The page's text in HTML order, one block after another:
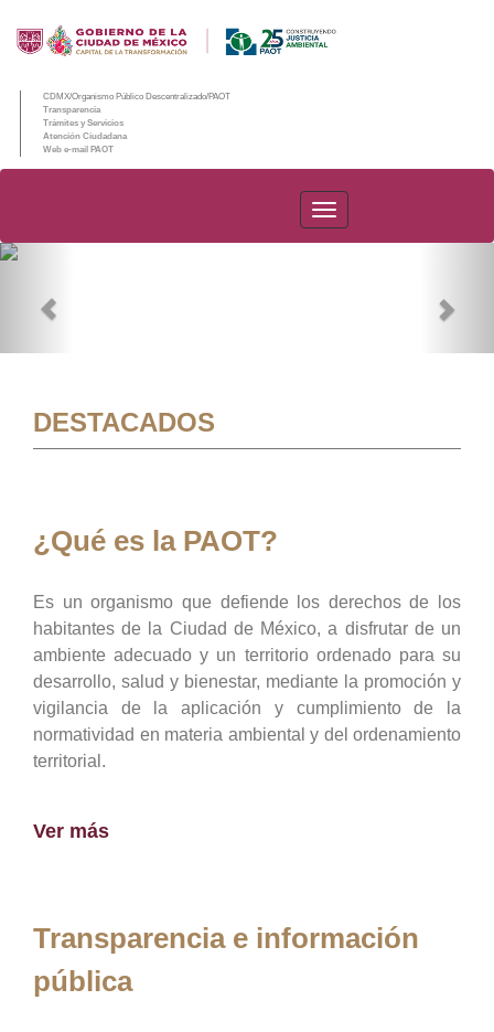
CDMX/Organismo Público Descentralizado/PAOT
Transparencia
Trámites y Servicios
Atención Ciudadana
Web e-mail PAOT
PAOT
DESTACADOS
¿Qué es la PAOT?
Es un organismo que defiende los derechos de los
habitantes de la Ciudad de México, a disfrutar de un
ambiente adecuado y un territorio ordenado para su
desarrollo, salud y bienestar, mediante la promoción y
vigilancia de la aplicación y cumplimiento de la
normatividad en materia ambiental y del ordenamiento
territorial.
Ver más
Transparencia e información
pública